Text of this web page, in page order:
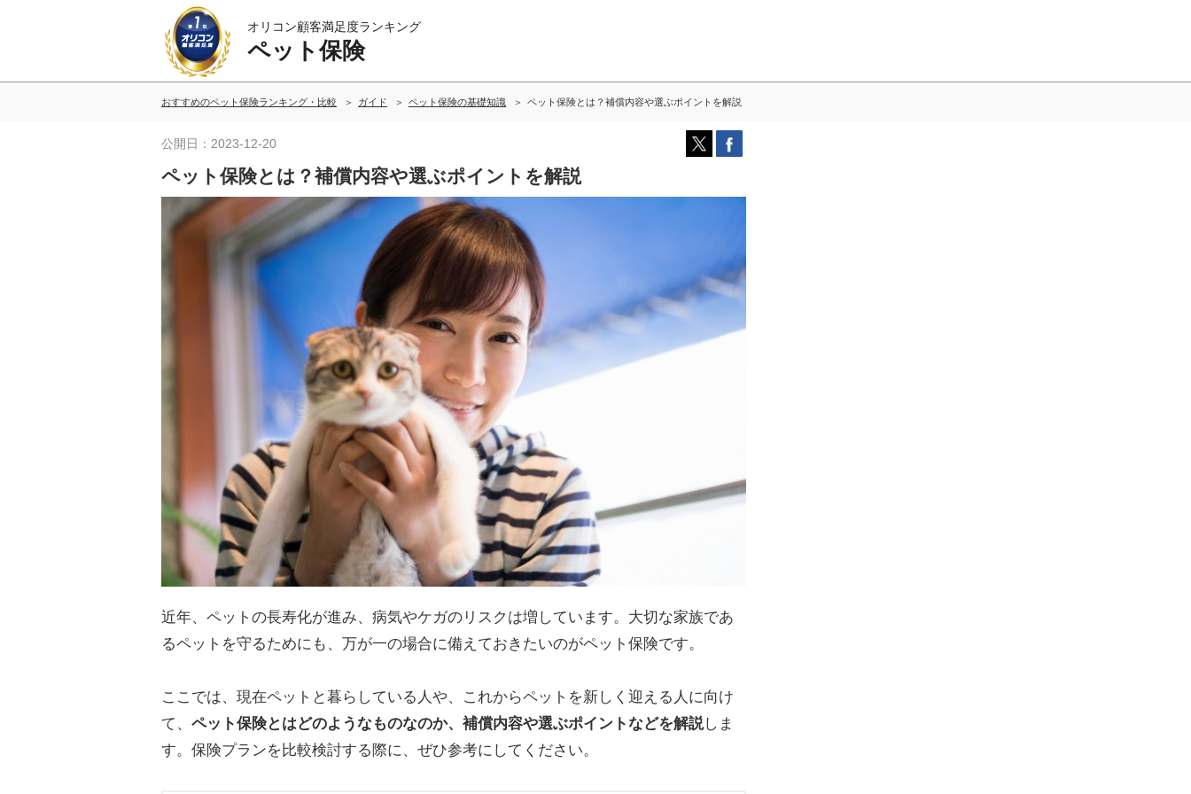
オリコン顧客満足度ランキング
ペット保険
おすすめのペット保険ランキング・比較 ガイド ペット保険の基礎知識 ペット保険とは？補償内容や選ぶポイントを解説
公開日：2023-12-20
ペット保険とは？補償内容や選ぶポイントを解説
近年、ペットの長寿化が進み、病気やケガのリスクは増しています。大切な家族であ
るペットを守るためにも、万が一の場合に備えておきたいのがペット保険です。
ここでは、現在ペットと暮らしている人や、これからペットを新しく迎える人に向け
て、 ペット保険とはどのようなものなのか、補償内容や選ぶポイントなどを解説しま
す。保険プランを比較検討する際に、ぜひ参考にしてください。